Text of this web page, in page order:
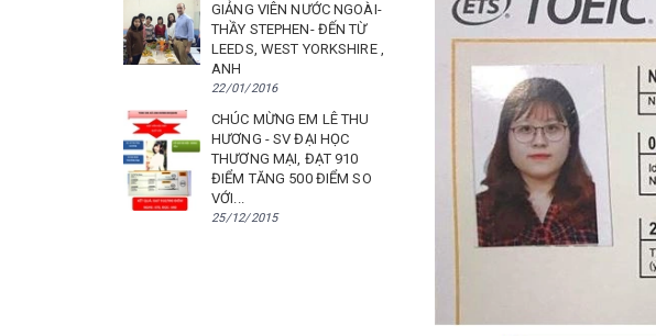
GIẢNG VIÊN NƯỚC NGOÀI-
THẦY STEPHEN- ĐẾN TỪ
LEEDS, WEST YORKSHIRE ,
ANH
22/01/2016
CHÚC MỪNG EM LÊ THU
HƯƠNG - SV ĐẠI HỌC
THƯƠNG MẠI, ĐẠT 910
ĐIỂM TĂNG 500 ĐIỂM SO
VỚI...
25/12/2015